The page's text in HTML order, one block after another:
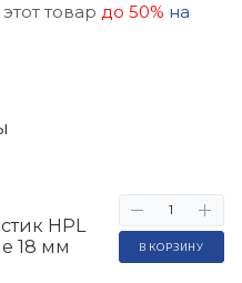
товар до 50% на
HPL
18 мм
В КОРЗИНУ